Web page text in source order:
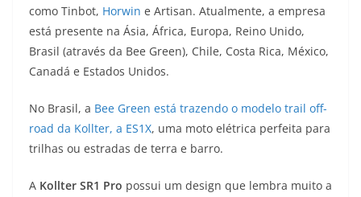
como Tinbot, Horwin e Artisan. Atualmente, a empresa
está presente na Ásia, África, Europa, Reino Unido,
Brasil (através da Bee Green), Chile, Costa Rica, México,
Canadá e Estados Unidos.
No Brasil, a Bee Green está trazendo o modelo trail off-
road da Kollter, a ES1X, uma moto elétrica perfeita para
trilhas ou estradas de terra e barro.
A Kollter SR1 Pro possui um design que lembra muito a